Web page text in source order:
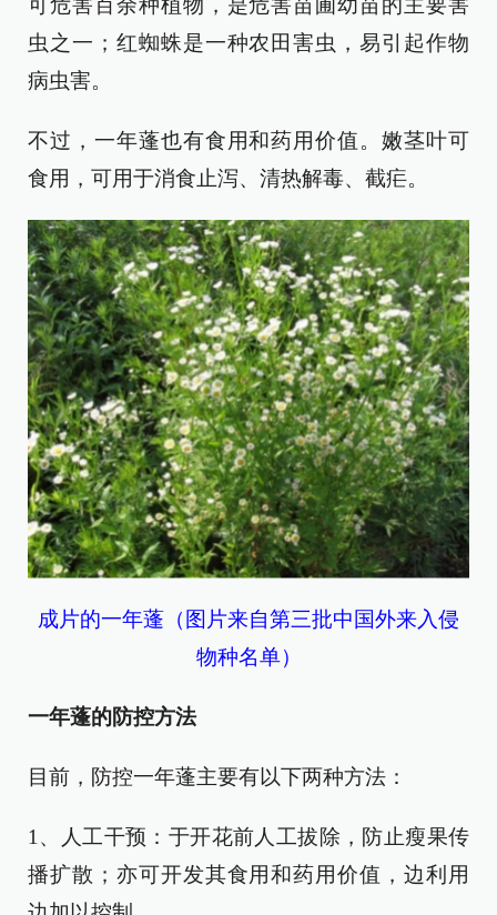
可危害百余种植物，是危害苗圃幼苗的主要害
虫之一；红蜘蛛是一种农田害虫，易引起作物
病虫害。
不过，一年蓬也有食用和药用价值。嫩茎叶可
食用，可用于消食止泻、清热解毒、截疟。
成片的一年蓬（图片来自第三批中国外来入侵
物种名单）
一年蓬的防控方法
目前，防控一年蓬主要有以下两种方法：
1、人工干预：于开花前人工拔除，防止瘦果传
播扩散；亦可开发其食用和药用价值，边利用